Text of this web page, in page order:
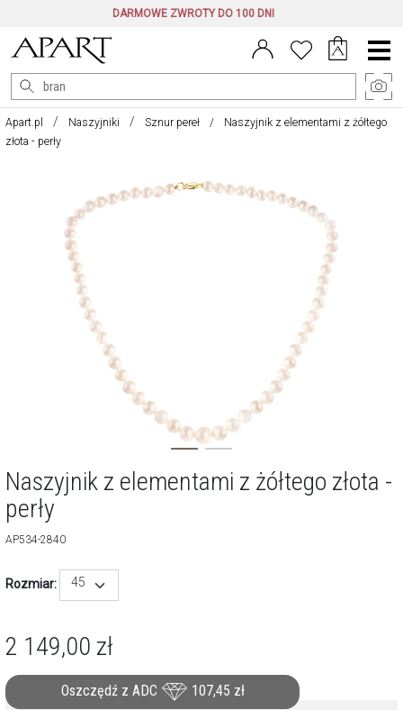
DARMOWE ZWROTY DO 100 DNI
Menu
główne
Apart.pl Naszyjniki Sznur pereł
Naszyjnik z elementami z żółtego
złota - perły
Naszyjnik z elementami z żółtego złota -
perły
AP534-2840
Rozmiar: 45
2 149,00 zł
Oszczędź z ADC 107,45 zł